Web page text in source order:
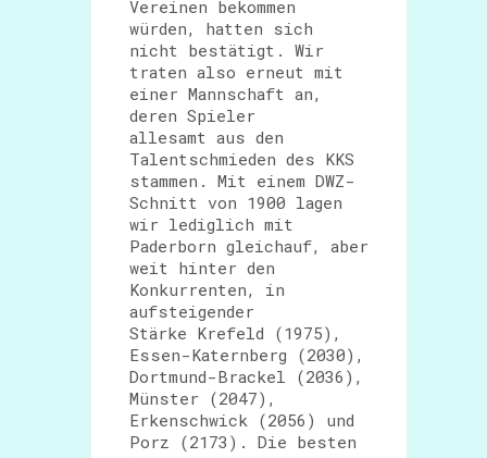
Vereinen bekommen
würden, hatten sich
nicht bestätigt. Wir
traten also erneut mit
einer Mannschaft an,
deren Spieler
allesamt aus den
Talentschmieden des KKS
stammen. Mit einem DWZ-
Schnitt von 1900 lagen
wir lediglich mit
Paderborn gleichauf, aber
weit hinter den
Konkurrenten, in
aufsteigender
Stärke Krefeld (1975),
Essen-Katernberg (2030),
Dortmund-Brackel (2036),
Münster (2047),
Erkenschwick (2056) und
Porz (2173). Die besten